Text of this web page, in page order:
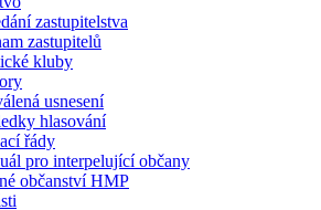
zastupitelstva
zastupitelů
kluby
usnesení
hlasování
řády
pro interpelující občany
občanství HMP